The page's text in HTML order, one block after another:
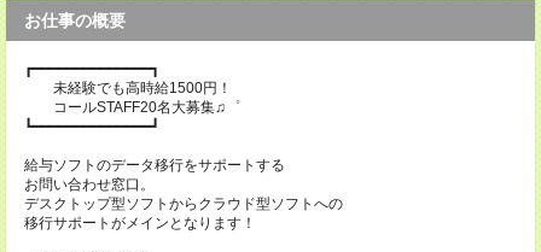
お仕事の概要
┏━━━━━━━━━━━━━━┓
未経験でも高時給1500円！
コールSTAFF20名大募集♫゜
┗━━━━━━━━━━━━━━┛
給与ソフトのデータ移行をサポートする
お問い合わせ窓口。
デスクトップ型ソフトからクラウド型ソフトへの
移行サポートがメインとなります！